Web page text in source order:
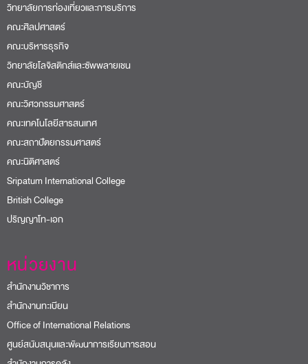
วิทยาลัยการท่องเที่ยวและการบริการ
คณะศิลปศาสตร์
คณะบริหารธุรกิจ
วิทยาลัยโลจิสติกส์และซัพพลายเชน
คณะบัญชี
คณะวิศวกรรมศาสตร์
คณะเทคโนโลยีสารสนเทศ
คณะสถาปัตยกรรมศาสตร์
คณะนิติศาสตร์
Sripatum International College
British College
ปริญญาโท-เอก
หน่วยงาน
สำนักงานวิชาการ
สำนักงานทะเบียน
Office of International Relations
ศูนย์สนับสนุนและพัฒนาการเรียนการสอน